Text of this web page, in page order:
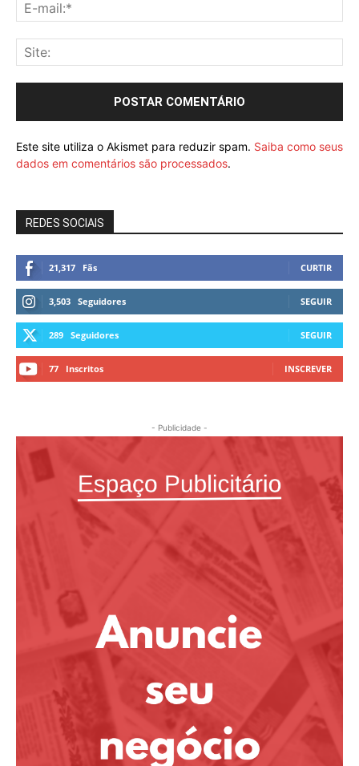
Este site utiliza o Akismet para reduzir spam. Saiba como seus
dados em comentários são processados.
REDES SOCIAIS
21,317 Fãs CURTIR
3,503 Seguidores SEGUIR
289 Seguidores SEGUIR
77 Inscritos INSCREVER
- Publicidade -